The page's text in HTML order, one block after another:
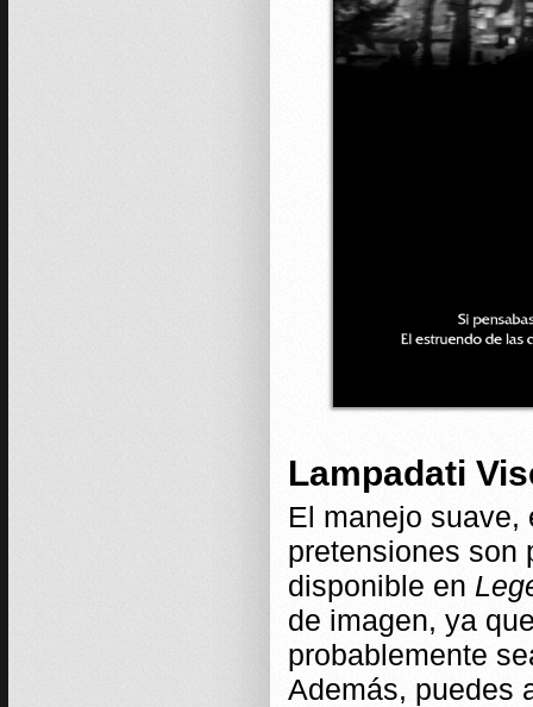
Lampadati
El manejo
pretensiones son
disponible en
de imagen, ya
probablemente
Además, puedes